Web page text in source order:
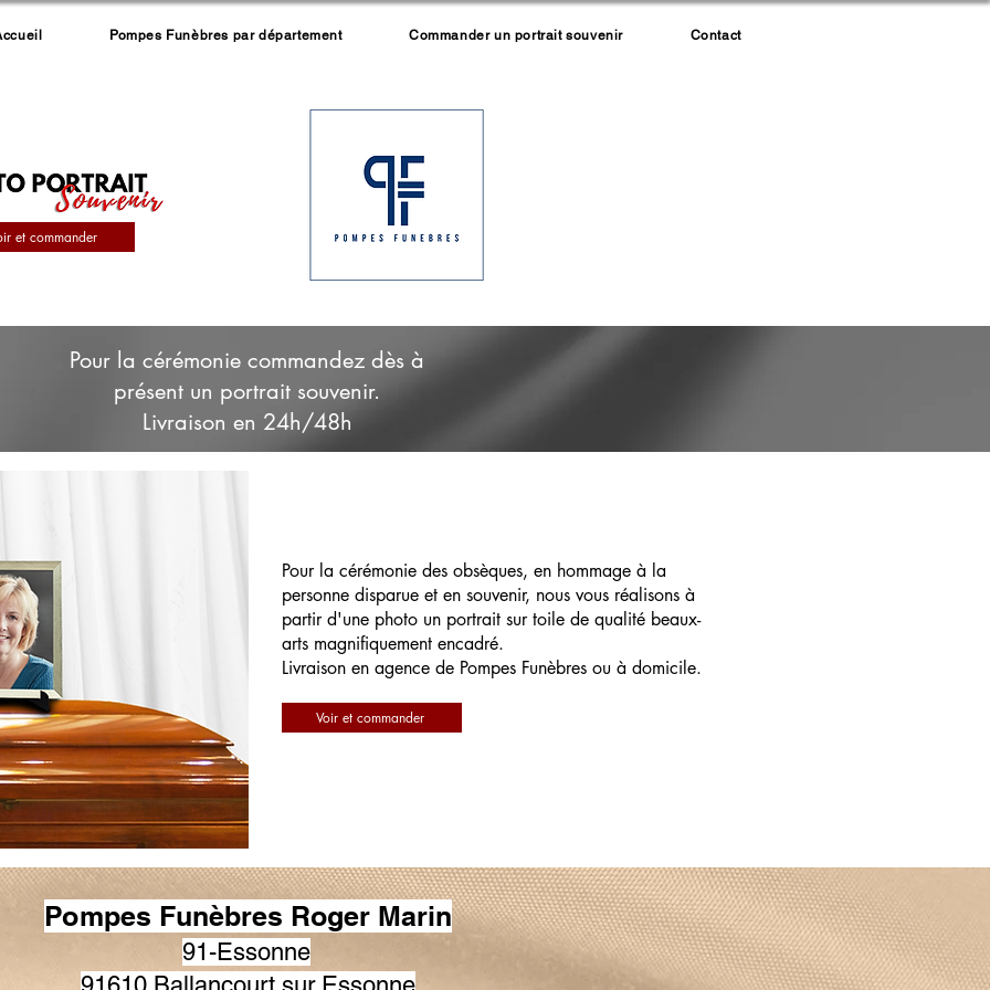
Pompes Funèbres par département Commander un portrait souvenir Contact
et commander
Pour la cérémonie commandez dès à
présent un portrait souvenir.
Livraison en 24h/48h
Pour la cérémonie des obsèques, en hommage à la
personne disparue et en souvenir, nous vous réalisons à
partir d'une photo un portrait sur toile de qualité beaux-
arts magnifiquement encadré.
Livraison en agence de Pompes Funèbres ou à domicile.
Voir et commander
Pompes Funèbres Roger Marin
91-Essonne